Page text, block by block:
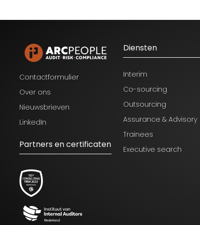
Contactformulier
Over ons
Nieuwsbrieven
LinkedIn
Partners en certificaten
Diensten
Interim
Co-sourcing
Outsourcing
Assurance & Advisory
Trainees
Executive search